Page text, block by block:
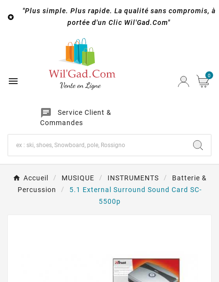

"Plus simple. Plus rapide. La qualité sans compromis, à
portée d'un Clic Wil'Gad.Com"

chat
Service Client &
Commandes
0
Accueil MUSIQUE INSTRUMENTS
Batterie &
Percussion
5.1 External Surround Sound Card SC-
5500p